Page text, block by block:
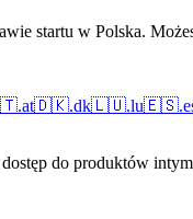
startu w Polska.
.at🇩🇰.dk🇱🇺.lu🇪🇸.
do produktów